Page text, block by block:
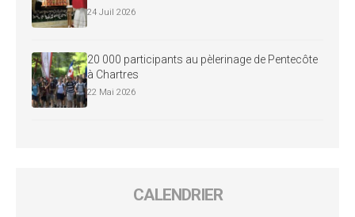
24 Juil 2026
20 000 participants au pèlerinage de Pentecôte
à Chartres
22 Mai 2026
CALENDRIER